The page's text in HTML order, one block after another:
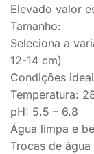
Elevado valor
Tamanho:
Seleciona a
12-14 cm)
Condições
Temperatura:
pH: 5.5 – 6.8
Água limpa e
Trocas de